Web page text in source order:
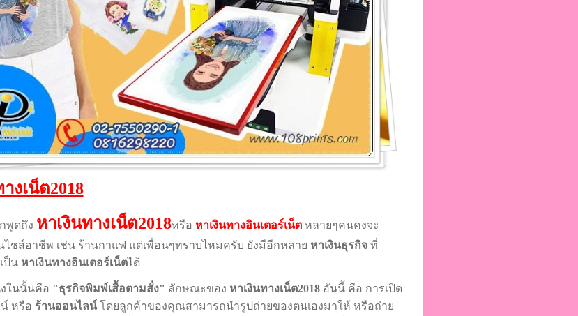
งเน็ต2018
ถึง หาเงินทางเน็ต2018หรือ หาเงินทางอินเตอร์เน็ตหลายๆคนคงจะ
ไชส์อาชีพ เช่น ร้านกาแฟ แต่เพื่อนๆทราบไหมครับ ยังมีอีกหลาย หาเงินธุรกิจที่
ป็น หาเงินทางอินเตอร์เน็ตได้
นั้นคือ "ธุรกิจพิมพ์เสื้อตามสั่ง" ลักษณะของ หาเงินทางเน็ต2018 อันนี้ คือ การเปิด
หรือ ร้านออนไลน์โดยลูกค้าของคุณสามารถนำรูปถ่ายของตนเองมาให้ หรือถ่าย